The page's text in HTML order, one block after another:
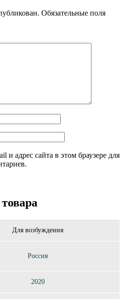
Обязательные поля
и адрес сайта в этом браузере для
Для возбуждения
Россия
2020